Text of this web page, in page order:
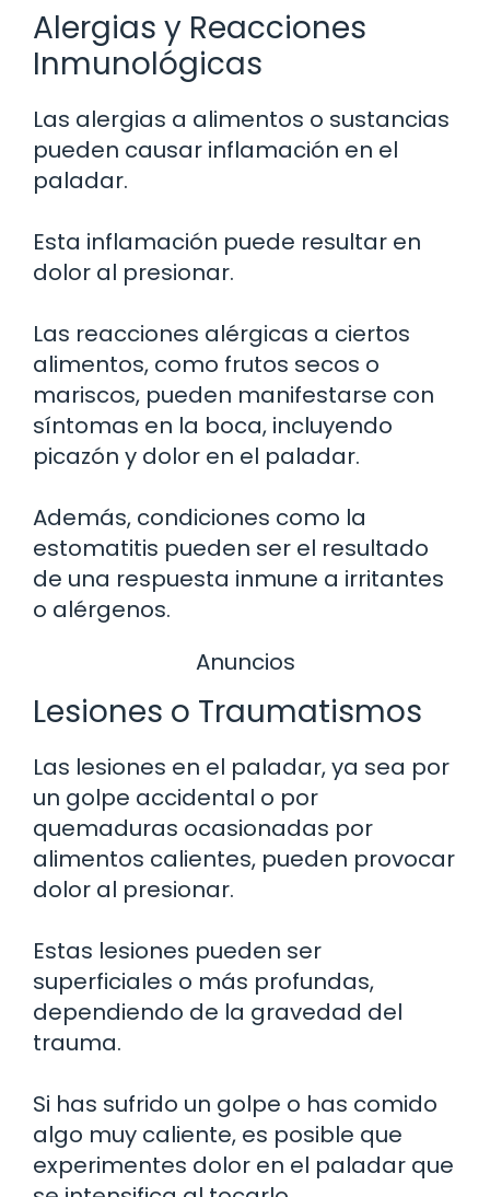
Alergias y Reacciones
Inmunológicas
Las alergias a alimentos o sustancias
pueden causar inflamación en el
paladar.
Esta inflamación puede resultar en
dolor al presionar.
Las reacciones alérgicas a ciertos
alimentos, como frutos secos o
mariscos, pueden manifestarse con
síntomas en la boca, incluyendo
picazón y dolor en el paladar.
Además, condiciones como la
estomatitis pueden ser el resultado
de una respuesta inmune a irritantes
o alérgenos.
Anuncios
Lesiones o Traumatismos
Las lesiones en el paladar, ya sea por
un golpe accidental o por
quemaduras ocasionadas por
alimentos calientes, pueden provocar
dolor al presionar.
Estas lesiones pueden ser
superficiales o más profundas,
dependiendo de la gravedad del
trauma.
Si has sufrido un golpe o has comido
algo muy caliente, es posible que
experimentes dolor en el paladar que